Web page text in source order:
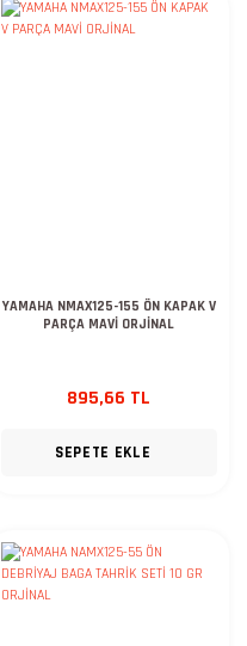
YAMAHA NMAX125-155 ÖN KAPAK V
PARÇA MAVİ ORJİNAL
895,66 TL
SEPETE EKLE